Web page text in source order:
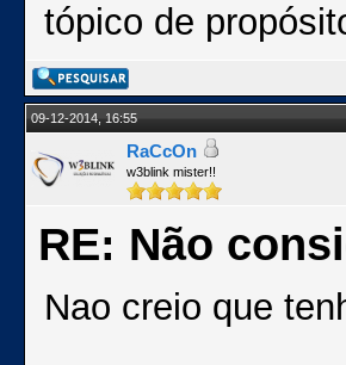
tópico de
09-12-2014, 16:55
RaCcOn
w3blink mister!!
RE: Não
Nao creio que